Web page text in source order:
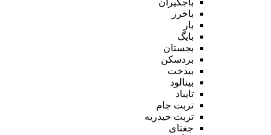
باخرز
بار
بایگ
بجستان
بردسکن
بیدخت
بینالود
تایباد
تربت جام
تربت حیدریه
جغتای